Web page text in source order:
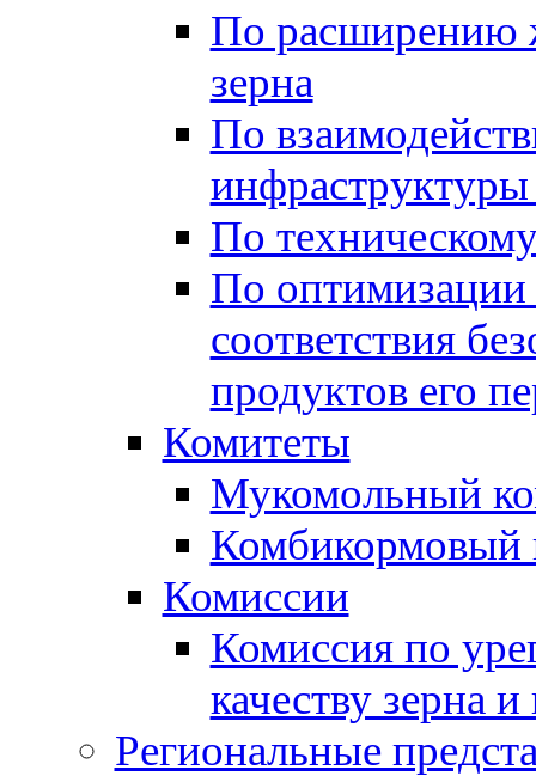
По расширению
зерна
По
По
По оптимизации
соответствия
продуктов его
Комитеты
Мукомольный
Комбикормовый
Комиссии
Комиссия по
качеству зерна
Региональные